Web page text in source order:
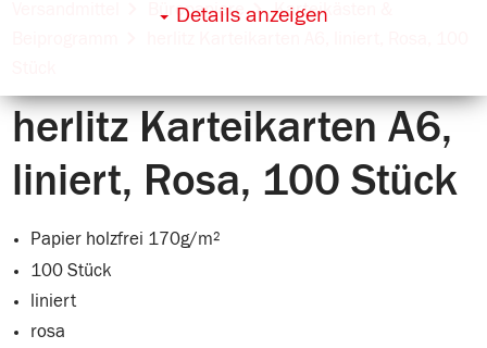
Büropapiere
Karteikästen &
herlitz Karteikarten A6,
liniert, Rosa, 100 Stück
Papier holzfrei 170g/m²
100 Stück
liniert
rosa
Details anzeigen